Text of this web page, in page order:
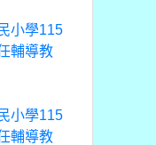
小學115
輔導教
小學115
輔導教